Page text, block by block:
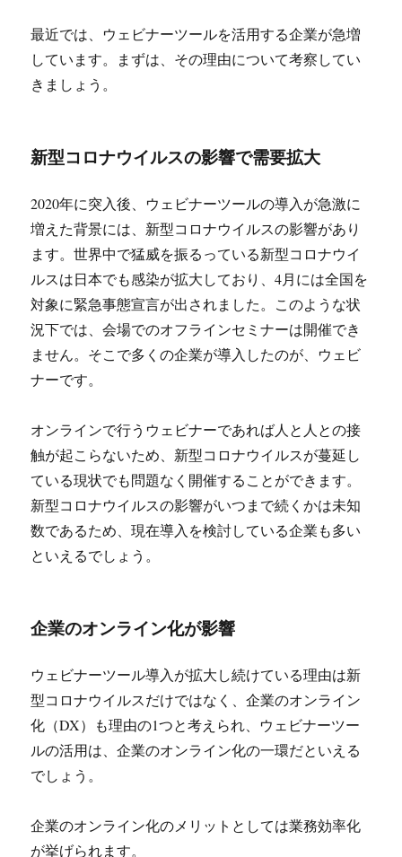
最近では、ウェビナーツールを活用する企業が急増
しています。まずは、その理由について考察してい
きましょう。
新型コロナウイルスの影響で需要拡大
2020年に突入後、ウェビナーツールの導入が急激に
増えた背景には、新型コロナウイルスの影響があり
ます。世界中で猛威を振るっている新型コロナウイ
ルスは日本でも感染が拡大しており、4月には全国を
対象に緊急事態宣言が出されました。このような状
況下では、会場でのオフラインセミナーは開催でき
ません。そこで多くの企業が導入したのが、ウェビ
ナーです。
オンラインで行うウェビナーであれば人と人との接
触が起こらないため、新型コロナウイルスが蔓延し
ている現状でも問題なく開催することができます。
新型コロナウイルスの影響がいつまで続くかは未知
数であるため、現在導入を検討している企業も多い
といえるでしょう。
企業のオンライン化が影響
ウェビナーツール導入が拡大し続けている理由は新
型コロナウイルスだけではなく、企業のオンライン
化（DX）も理由の1つと考えられ、ウェビナーツー
ルの活用は、企業のオンライン化の一環だといえる
でしょう。
企業のオンライン化のメリットとしては業務効率化
が挙げられます。